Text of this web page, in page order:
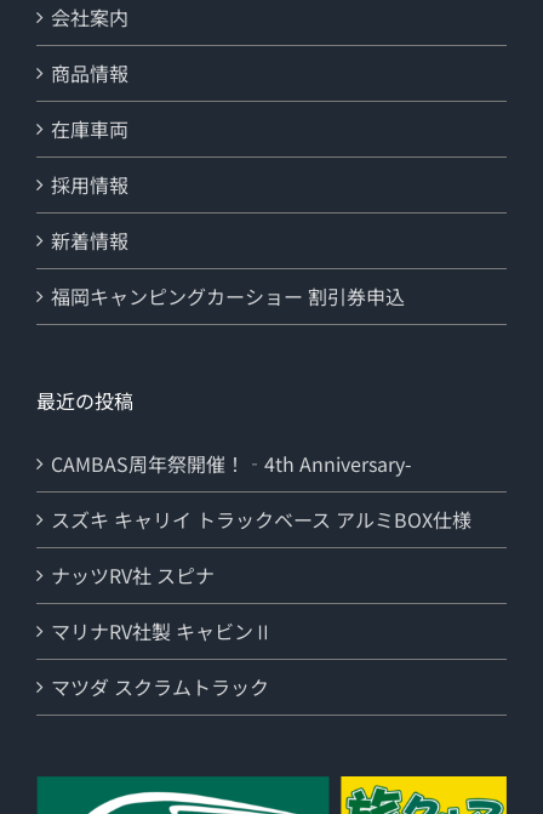
会社案内
商品情報
在庫車両
採用情報
新着情報
福岡キャンピングカーショー 割引券申込
最近の投稿
CAMBAS周年祭開催！‐4th Anniversary-
スズキ キャリイ トラックベース アルミBOX仕様
ナッツRV社 スピナ
マリナRV社製 キャビンⅡ
マツダ スクラムトラック